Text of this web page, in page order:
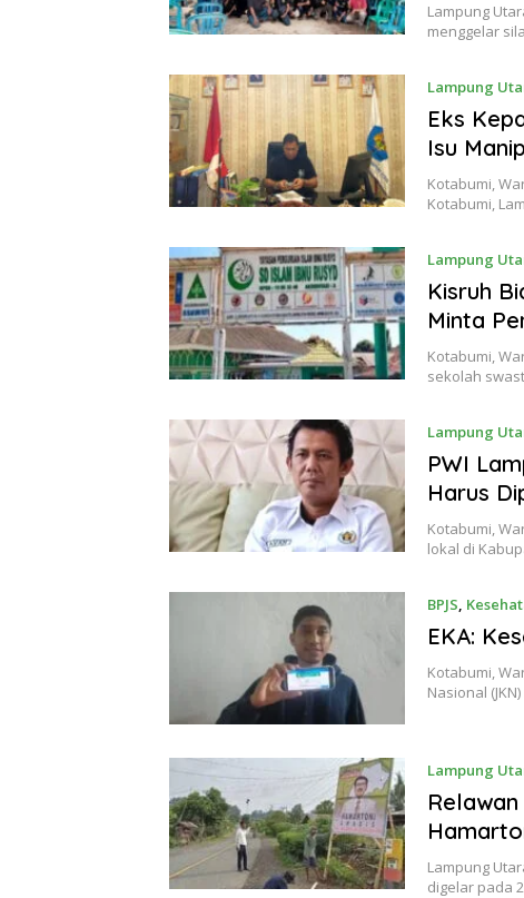
Lampung
menggelar
Lampung
Eks
Isu
Kotabumi,
Kotabumi,
Lampung
Kisruh
Minta
Kotabumi,
sekolah
Lampung
PWI
Harus
Kotabumi,
lokal di
BPJS,
EKA:
Kotabumi,
Nasional
Lampung
Lampung
digelar pada